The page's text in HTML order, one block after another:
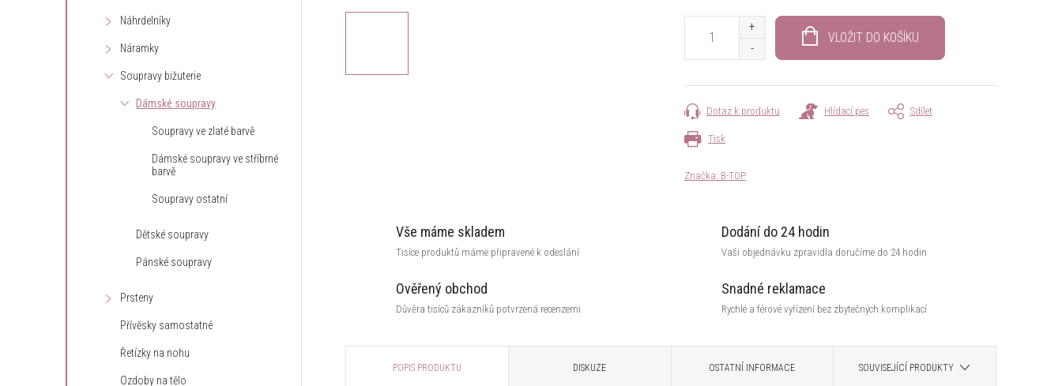
Náhrdelníky
Náramky
Soupravy bižuterie
Dámské soupravy
Soupravy ve zlaté barvě
Dámské soupravy ve stříbrné
barvě
Soupravy ostatní
Dětské soupravy
Pánské soupravy
Prsteny
Přívěsky samostatné
Řetízky na nohu
Ozdoby na tělo
VLOŽIT DO KOŠÍKU
Tisk
Dotaz k produktu Hlídací pes Sdílet
Značka: B-TOP
Vše máme skladem
Tisíce produktů máme připravené k odeslání
Dodání do 24 hodin
Vaši objednávku zpravidla doručíme do 24 hodin
Ověřený obchod
Důvěra tisíců zákazníků potvrzená recenzemi
Snadné reklamace
Rychlé a férové vyřízení bez zbytečných komplikací
POPIS PRODUKTU DISKUZE OSTATNÍ INFORMACE SOUVISEJÍCÍ PRODUKTY